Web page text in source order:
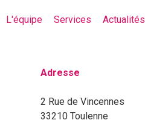
L'équipe Services Actualités
Adresse
2 Rue de Vincennes
33210 Toulenne